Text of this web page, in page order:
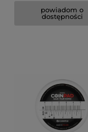
powiadom o
dostępności